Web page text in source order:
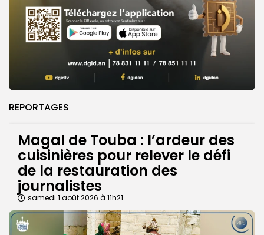
REPORTAGES
Magal de Touba : l’ardeur des
cuisinières pour relever le défi
de la restauration des
journalistes
samedi 1 août 2026 à 11h21